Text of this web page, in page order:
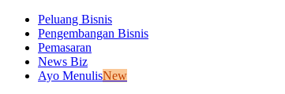
Peluang Bisnis
Pengembangan Bisnis
Pemasaran
News Biz
Ayo MenulisNew